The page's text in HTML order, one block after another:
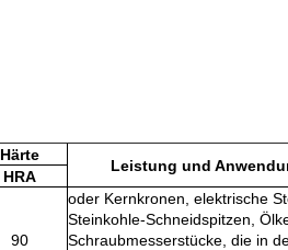
Härte
Leistung und
HRA
90
oder Kernkronen, elektrische
Steinkohle-Schneidspitzen,
Schraubmesserstücke, die in